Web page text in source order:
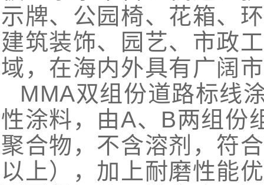
示牌、公园椅、花箱、
建筑装饰、园艺、市政
域，在海内外具有广阔
MMA双组份道路标线
性涂料，由A、B两组份
聚合物，不含溶剂，符
以上），加上耐磨性能